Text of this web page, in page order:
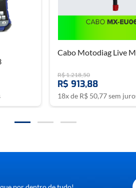
digital portátil, confiável e fácil de usar
Cabo Motodiag Live
R$1.218,50
R$ 913,88
18x de R$ 50,77sem